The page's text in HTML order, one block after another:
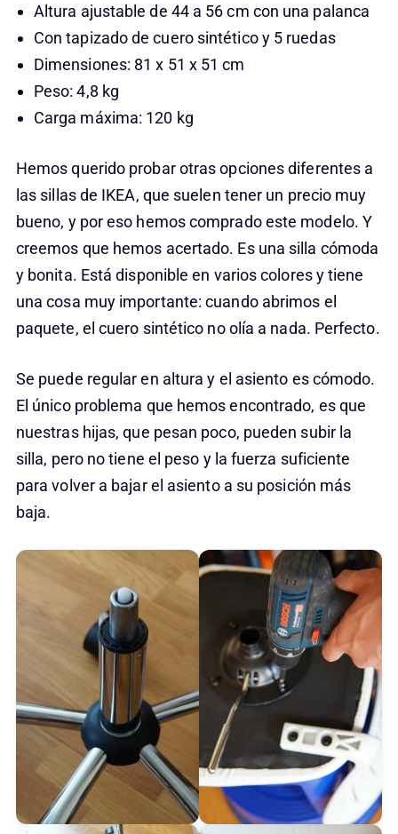
Altura ajustable de 44 a 56 cm con una palanca
Con tapizado de cuero sintético y 5 ruedas
Dimensiones: 81 x 51 x 51 cm
Peso: 4,8 kg
Carga máxima: 120 kg
Hemos querido probar otras opciones diferentes a
las sillas de IKEA, que suelen tener un precio muy
bueno, y por eso hemos comprado este modelo. Y
creemos que hemos acertado. Es una silla cómoda
y bonita. Está disponible en varios colores y tiene
una cosa muy importante: cuando abrimos el
paquete, el cuero sintético no olía a nada. Perfecto.
Se puede regular en altura y el asiento es cómodo.
El único problema que hemos encontrado, es que
nuestras hijas, que pesan poco, pueden subir la
silla, pero no tiene el peso y la fuerza suficiente
para volver a bajar el asiento a su posición más
baja.